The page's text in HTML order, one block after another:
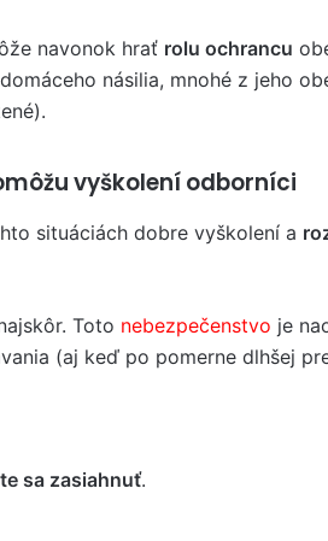
navonok hrať rolu ochrancu
násilia, mnohé z jeho
vyškolení odborníci
situáciách dobre vyškolení a
Toto nebezpečenstvo je
(aj keď po pomerne dlhšej
sa zasiahnuť.